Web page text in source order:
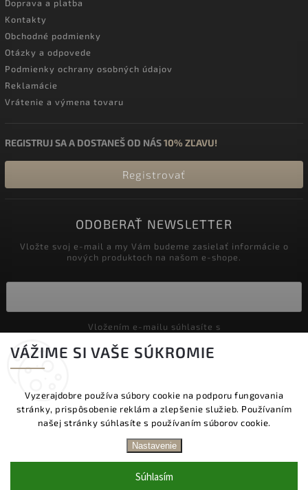
VÁŽIME SI VAŠE SÚKROMIE
Vyzerajdobre používa súbory cookie na podporu fungovania
stránky, prispôsobenie reklám a zlepšenie služieb. Používaním
našej stránky súhlasíte s používaním súborov cookie.
Nastavenie
Súhlasím
DOPRAVA ZADARMO NAD 60 € | DODANIE V
PRACOVNÝCH DŇOCH DO 24 HOD. | BEZPLATNÁ
VÝMENA TOVARU | ZĽAVA 10 % NA PRVÝ NÁKUP
Doprava a platba
Kontakty
Obchodné podmienky
Otázky a odpovede
Podmienky ochrany osobných údajov
Reklamácie
Vrátenie a výmena tovaru
REGISTRUJ SA A DOSTANEŠ OD NÁS10% ZĽAVU!
Registrovať
ODOBERAŤ NEWSLETTER
Vložte svoj e-mail a my Vám budeme zasielať informácie o
nových produktoch na našom e-shope.
Copyright 2026Vyzeraj dobre. Všetky práva vyhradené.
Upraviť nastavenie cookies
Shoptet| DesignShoptak.cz.